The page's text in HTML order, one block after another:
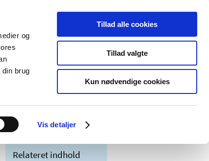
og
brug
Vis detaljer
Tillad alle cookies
Tillad valgte
Kun nødvendige cookies
Særlige
produktområder
Relateret indhold